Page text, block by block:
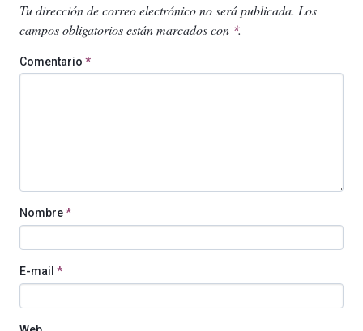
Tu dirección de correo electrónico no será publicada. Los
campos obligatorios están marcados con *.
Comentario *
Nombre*
E-mail *